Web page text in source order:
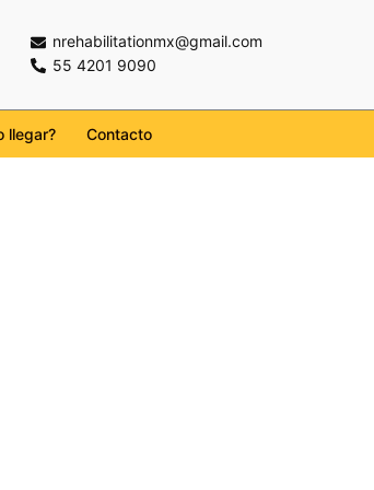
nrehabilitationmx@gmail.com
55 4201 9090
llegar? Contacto